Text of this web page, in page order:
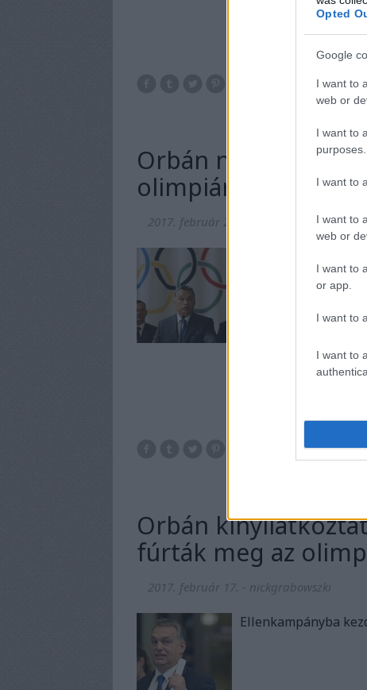
Opted
Google
I want to
web or
I want to
purposes.
I want to
I want to
web or
I want to
or app.
I want to
I want to
Orbán nem is
olimpiáról
2017. február 20. nickgrabowszki
mindenki beszél.
Orbán
fúrták meg az
2017. február 17. - nickgrabowszki
Ellenkampányba